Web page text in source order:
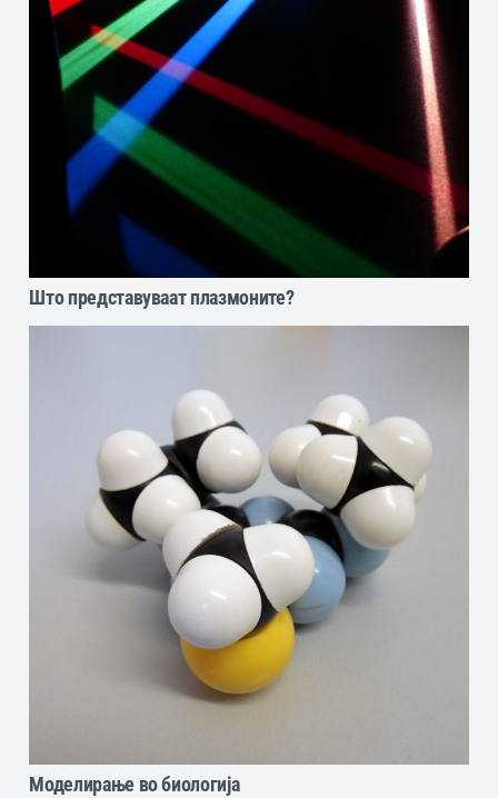
Што представуваат плазмоните?
Моделирање во биологија